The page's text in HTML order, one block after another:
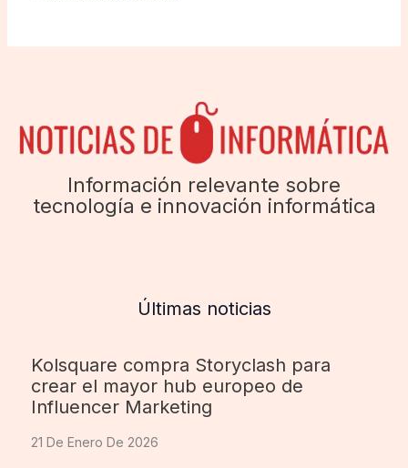
Información relevante sobre
tecnología e innovación informática
Últimas noticias
Kolsquare compra Storyclash para
crear el mayor hub europeo de
Influencer Marketing
21 De Enero De 2026